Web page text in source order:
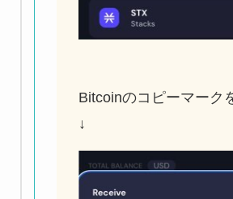
Bitcoinのコピーマーク
↓